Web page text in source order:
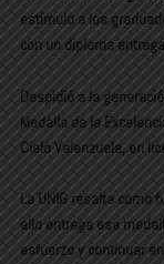
estímulo a los
con un diploma
Despidió a la
Medalla de la
Cielo Valenzuela, en
La UNIG resalta
ello entrega esa
esfuerzo y continuar